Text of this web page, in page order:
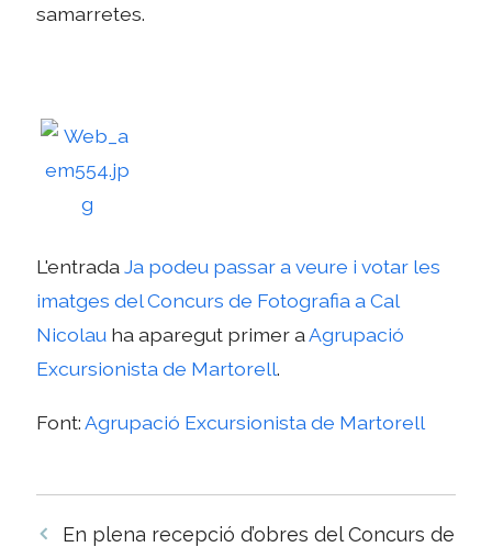
samarretes.
L'entradaJa podeu passar a veure i votar les
imatges del Concurs de Fotografia a Cal
Nicolau ha aparegut primer aAgrupació
Excursionista de Martorell.
Font:Agrupació Excursionista de Martorell
Navegació
En plena recepció d’obres del Concurs de